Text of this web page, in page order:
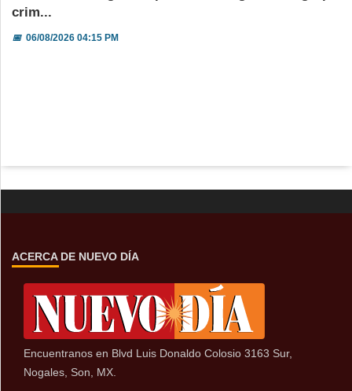
crim...
📅06/08/2026 04:15 PM
ACERCA DE NUEVO DÍA
Encuentranos en Blvd Luis Donaldo Colosio 3163 Sur,
Nogales, Son, MX.